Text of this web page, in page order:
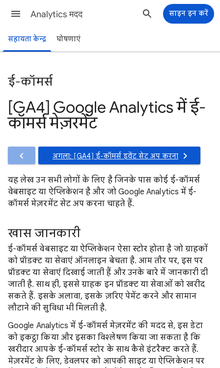
Analytics मदद साइन इन करें
सहायता केन्द्र घोषणाएं
ई-कॉमर्स
[GA4] Google Analytics में ई-
कॉमर्स मेज़रमेंट
अगला: [GA4] ई-कॉमर्स इवेंट सेट अप करना
यह लेख उन सभी लोगों के लिए है जिनके पास कोई ई-कॉमर्स
वेबसाइट या ऐप्लिकेशन है और जो Google Analytics में ई-
कॉमर्स मेज़रमेंट सेट अप करना चाहते हैं.
खास जानकारी
ई-कॉमर्स वेबसाइट या ऐप्लिकेशन ऐसा स्टोर होता है जो ग्राहकों
को प्रॉडक्ट या सेवाएं ऑनलाइन बेचता है. आम तौर पर, इस पर
प्रॉडक्ट या सेवाएं दिखाई जाती हैं और उनके बारे में जानकारी दी
जाती है. साथ ही, इससे ग्राहक इन प्रॉडक्ट या सेवाओं को खरीद
सकते हैं. इसके अलावा, इसके ज़रिए पेमेंट करने और सामान
लौटाने की सुविधा भी मिलती है.
Google Analytics में ई-कॉमर्स मेज़रमेंट की मदद से, इस डेटा
को इकट्ठा किया और इसका विश्लेषण किया जा सकता है कि
खरीदार आपके ई-कॉमर्स स्टोर के साथ कैसे इंटरैक्ट करते हैं.
मेज़रमेंट के लिए, डेवलपर को आपकी साइट या ऐप्लिकेशन पर